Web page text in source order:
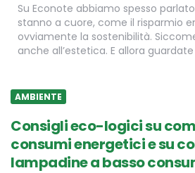
Su Econote abbiamo spesso
stanno a cuore, come il risparmio
ovviamente la sostenibilità.
anche all’estetica. E allora
AMBIENTE
Consigli eco-logici su
consumi energetici e su
lampadine a basso